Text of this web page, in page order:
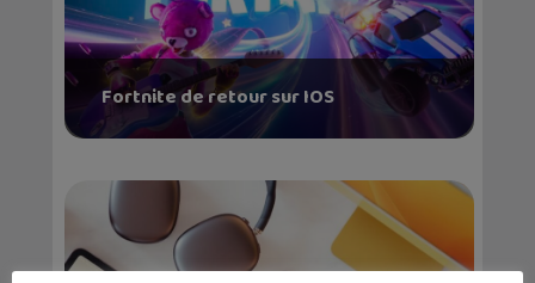
Fortnite de retour sur IOS